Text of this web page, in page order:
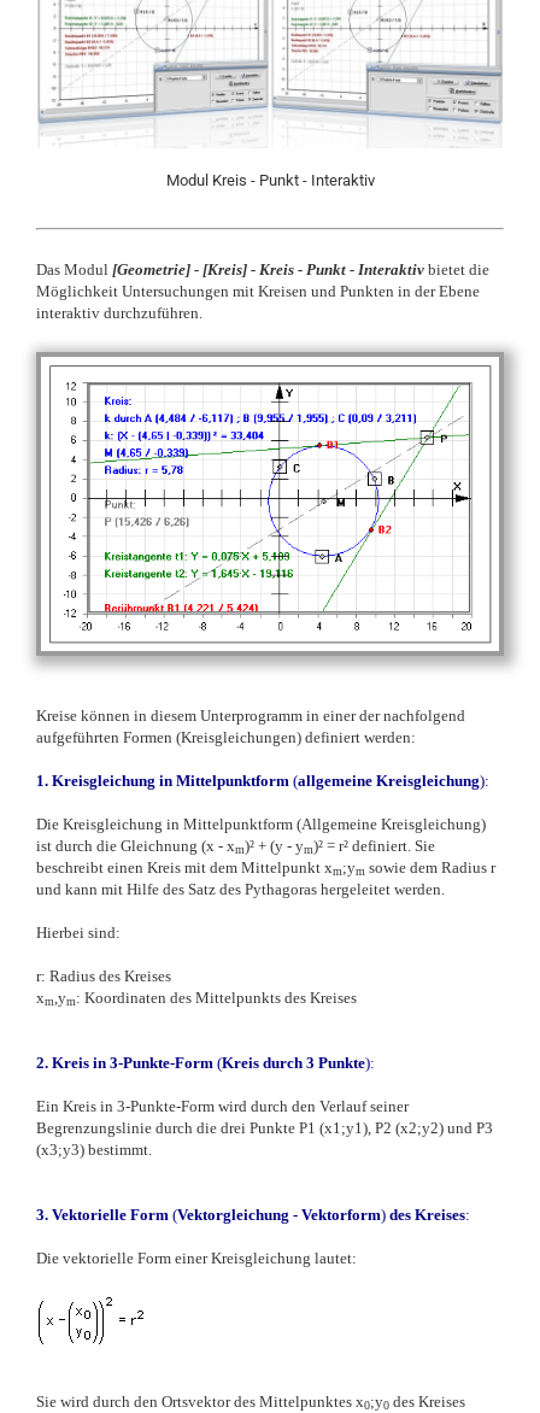
Modul Kreis - Punkt - Interaktiv
Das Modul [Geometrie] - [Kreis] - Kreis - Punkt - Interaktiv bietet die
Möglichkeit Untersuchungen mit Kreisen und Punkten in der Ebene
interaktiv durchzuführen.
Kreise können in diesem Unterprogramm in einer der nachfolgend
aufgeführten Formen (Kreisgleichungen) definiert werden:
1. Kreisgleichung in Mittelpunktform (allgemeine Kreisgleichung):
Die Kreisgleichung in Mittelpunktform (Allgemeine Kreisgleichung)
ist durch die Gleichnung (x - xm)² + (y - ym)² = r² definiert. Sie
beschreibt einen Kreis mit dem Mittelpunkt xm;ym sowie dem Radius r
und kann mit Hilfe des Satz des Pythagoras hergeleitet werden.
Hierbei sind:
r: Radius des Kreises
xm,ym: Koordinaten des Mittelpunkts des Kreises
2. Kreis in 3-Punkte-Form (Kreis durch 3 Punkte):
Ein Kreis in 3-Punkte-Form wird durch den Verlauf seiner
Begrenzungslinie durch die drei Punkte P1 (x1;y1), P2 (x2;y2) und P3
(x3;y3) bestimmt.
3. Vektorielle Form (Vektorgleichung - Vektorform) des Kreises:
Die vektorielle Form einer Kreisgleichung lautet:
Sie wird durch den Ortsvektor des Mittelpunktes x0;y0 des Kreises